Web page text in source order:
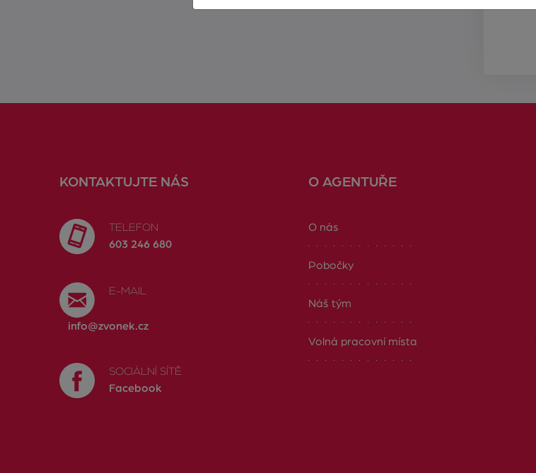
KONTAKTUJTE NÁS
TELEFON
603 246 680
E-MAIL
info@zvonek.cz
SOCIÁLNÍ SÍTĚ
Facebook
O AGENTUŘE
O nás
Pobočky
Náš tým
Volná pracovní místa